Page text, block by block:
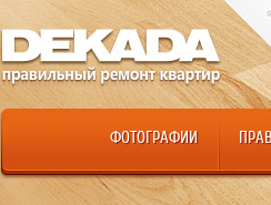
ФОТОГРАФИИ